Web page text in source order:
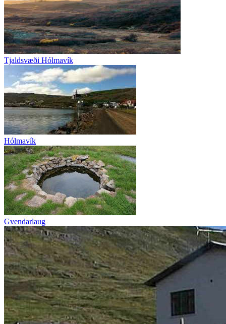
Tjaldsvæði Hólmavík
Hólmavík
Gvendarlaug